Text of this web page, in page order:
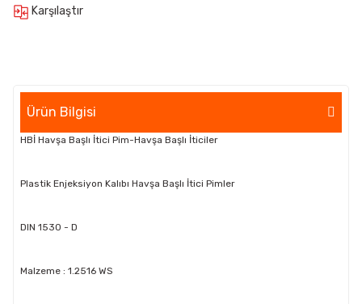
Karşılaştır
Ürün Bilgisi
HBİ Havşa Başlı İtici Pim-Havşa Başlı İticiler
Plastik Enjeksiyon Kalıbı Havşa Başlı İtici Pimler
DIN 1530 - D
Malzeme : 1.2516 WS